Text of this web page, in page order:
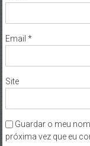
Email *
Site
Guardar o meu
próxima vez que eu